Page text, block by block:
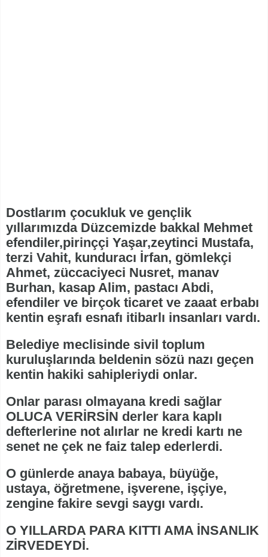
Dostlarım çocukluk ve gençlik
yıllarımızda Düzcemizde bakkal Mehmet
efendiler,pirinççi Yaşar,zeytinci Mustafa,
terzi Vahit, kunduracı İrfan, gömlekçi
Ahmet, züccaciyeci Nusret, manav
Burhan, kasap Alim, pastacı Abdi,
efendiler ve birçok ticaret ve zaaat erbabı
kentin eşrafı esnafı itibarlı insanları vardı.
Belediye meclisinde sivil toplum
kuruluşlarında beldenin sözü nazı geçen
kentin hakiki sahipleriydi onlar.
Onlar parası olmayana kredi sağlar
OLUCA VERİRSİN derler kara kaplı
defterlerine not alırlar ne kredi kartı ne
senet ne çek ne faiz talep ederlerdi.
O günlerde anaya babaya, büyüğe,
ustaya, öğretmene, işverene, işçiye,
zengine fakire sevgi saygı vardı.
O YILLARDA PARA KITTI AMA İNSANLIK
ZİRVEDEYDİ.